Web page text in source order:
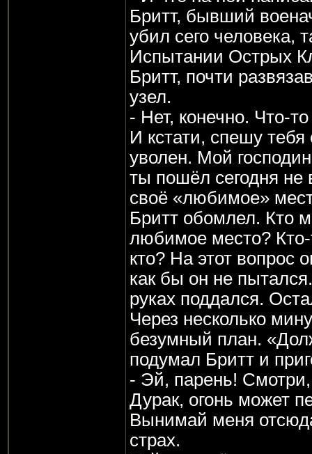
Бритт, бывший
убил сего человека,
Испытании Острых
Бритт, почти
узел.
- Нет, конечно. Что-
И кстати, спешу
уволен. Мой
ты пошёл сегодня
своё «любимое»
Бритт обомлел. Кто
любимое место?
кто? На этот вопрос
как бы он не
руках поддался.
Через несколько
безумный план.
подумал Бритт и
- Эй, парень!
Дурак, огонь может
Вынимай меня
страх.